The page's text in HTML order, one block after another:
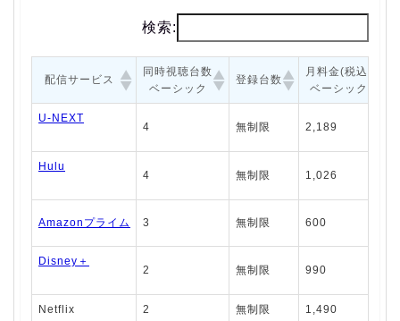
検索:
配信サービス
同時視聴台数
ベーシック
登録台数
月料金(税込)
ベーシック
U-NEXT
4 無制限 2,189
Hulu
4 無制限 1,026
Amazonプライム 3 無制限 600
Disney＋
2 無制限 990
Netflix 2 無制限 1,490